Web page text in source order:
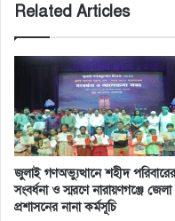
Related Articles
জুলাই গণঅভ্যুত্থানে শহীদ পরিবারের
সংবর্ধনা ও স্মরণে নারায়ণগঞ্জে জেলা
প্রশাসনের নানা কর্মসূচি